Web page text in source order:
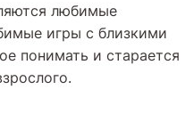
любимые
игры с близкими
понимать и старается